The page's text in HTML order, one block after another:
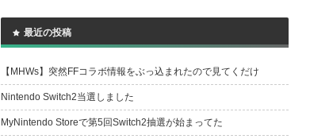
最近の投稿
【MHWs】突然FFコラボ情報をぶっ込まれたので見てくだけ
Nintendo Switch2当選しました
MyNintendo Storeで第5回Switch2抽選が始まってた